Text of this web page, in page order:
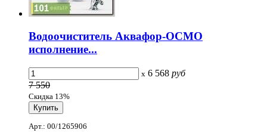
Водоочиститель Аквафор-ОСМО
исполнение...
x 6 568 руб
7 550
Скидка 13%
Арт.: 00/1265906